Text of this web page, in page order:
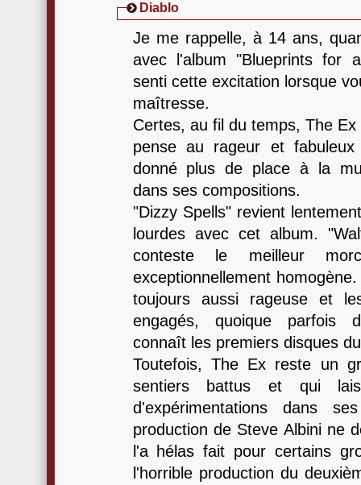
Diablo
Je me rappelle, à 14 ans,
avec l'album "Blueprints for
senti cette excitation lorsque
maîtresse.
Certes, au fil du temps, The
pense au rageur et
donné plus de place à la
dans ses compositions.
"Dizzy Spells" revient
lourdes avec cet album.
conteste le meilleur
exceptionnellement
toujours aussi rageuse et
engagés, quoique parfois
connaît les premiers disques
Toutefois, The Ex reste un
sentiers battus et qui
d'expérimentations dans
production de Steve Albini ne
l'a hélas fait pour certains
l'horrible production du